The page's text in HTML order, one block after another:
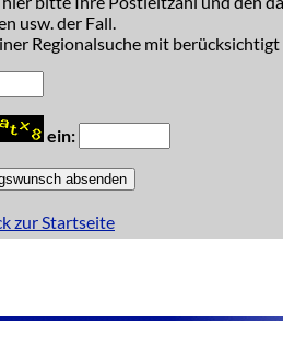
usw. der Fall.
Regionalsuche mit berücksichtigt
ein:
zur Startseite